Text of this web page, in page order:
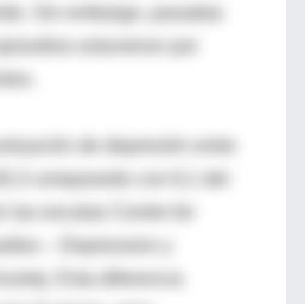
Sin embargo, pasadas
las escalas Centre for
– Depression y
Esta diferencia